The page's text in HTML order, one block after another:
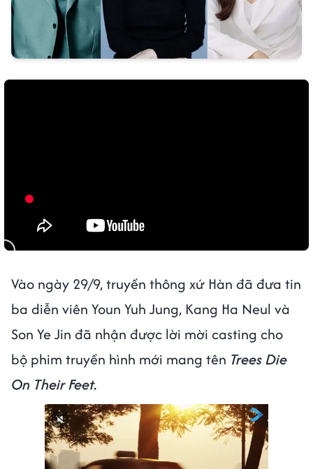
Vào ngày 29/9, truyền thông xứ Hàn đã đưa tin
ba diễn viên Youn Yuh Jung, Kang Ha Neul và
Son Ye Jin đã nhận được lời mời casting cho
bộ phim truyền hình mới mang tên Trees Die
On Their Feet.